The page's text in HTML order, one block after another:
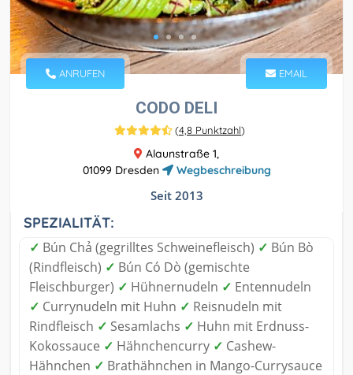
ANRUFEN EMAIL
CODO DELI
(4,8 Punktzahl)
Alaunstraße 1,
01099 Dresden
Wegbeschreibung
Seit 2013
SPEZIALITÄT:
✓ Bún Chả (gegrilltes Schweinefleisch) ✓ Bún Bò
(Rindfleisch) ✓ Bún Có Dò (gemischte
Fleischburger) ✓ Hühnernudeln ✓ Entennudeln
✓ Currynudeln mit Huhn ✓ Reisnudeln mit
Rindfleisch ✓ Sesamlachs ✓ Huhn mit Erdnuss-
Kokossauce ✓ Hähnchencurry ✓ Cashew-
Hähnchen ✓ Brathähnchen in Mango-Currysauce